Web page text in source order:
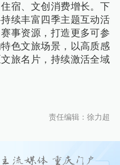
宿、文创消费增长。下
续丰富四季主题互动活
事资源，打造更多可参
色文旅场景，以高质感
旅名片，持续激活全域
责任编辑：徐力超